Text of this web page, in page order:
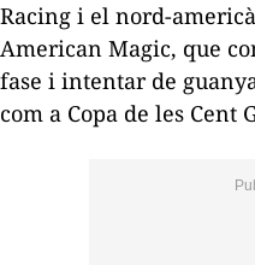
Racing i el nord-
American Magic, que
fase i intentar de
com a Copa de les Cent